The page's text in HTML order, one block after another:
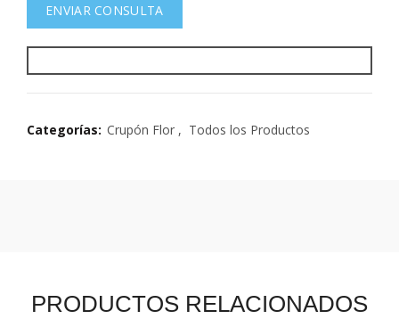
Categorías: Crupón Flor , Todos los Productos
PRODUCTOS RELACIONADOS